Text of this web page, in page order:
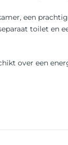
een
toilet
over een